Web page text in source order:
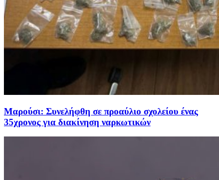
Μαρούσι: Συνελήφθη σε προαύλιο σχολείου ένας
35χρονος για διακίνηση ναρκωτικών